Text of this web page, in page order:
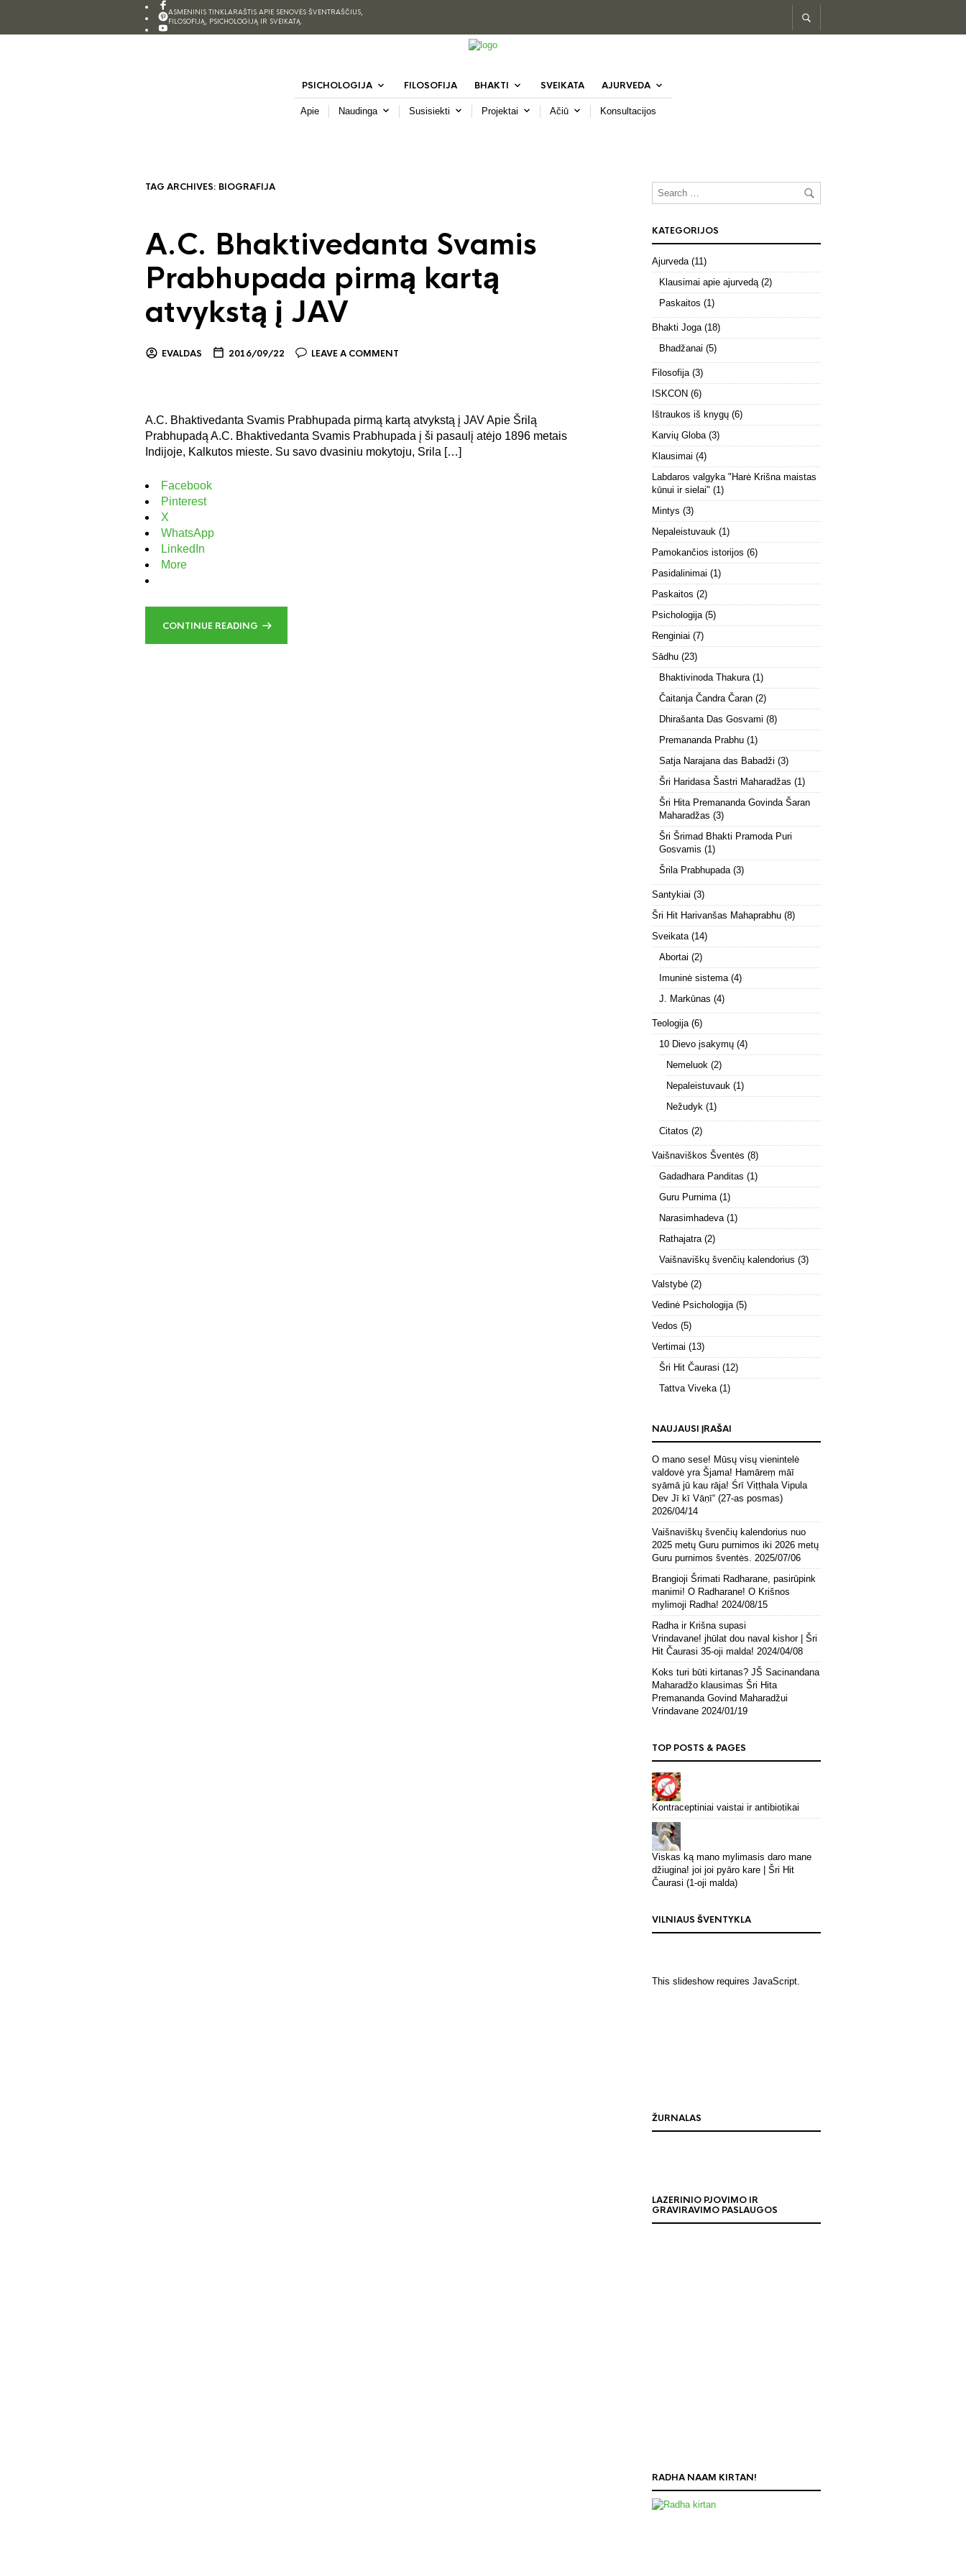
ASMENINIS TINKLARAŠTIS APIE SENOVĖS ŠVENTRAŠČIUS,
FILOSOFIJĄ, PSICHOLOGIJĄ IR SVEIKATĄ.
PSICHOLOGIJA FILOSOFIJA BHAKTI SVEIKATA AJURVEDA
Apie Naudinga Susisiekti Projektai Ačiū Konsultacijos
TAG ARCHIVES: BIOGRAFIJA
A.C. Bhaktivedanta Svamis
Prabhupada pirmą kartą
atvykstą į JAV
EVALDAS 2016/09/22 LEAVE A COMMENT
A.C. Bhaktivedanta Svamis Prabhupada pirmą kartą atvykstą į JAV Apie Šrilą
Prabhupadą A.C. Bhaktivedanta Svamis Prabhupada į ši pasaulį atėjo 1896 metais
Indijoje, Kalkutos mieste. Su savo dvasiniu mokytoju, Srila […]
Facebook
Pinterest
X
WhatsApp
LinkedIn
More
CONTINUE READING
KATEGORIJOS
Ajurveda (11)
Klausimai apie ajurvedą (2)
Paskaitos (1)
Bhakti Joga (18)
Bhadžanai (5)
Filosofija (3)
ISKCON (6)
Ištraukos iš knygų (6)
Karvių Globa (3)
Klausimai (4)
Labdaros valgyka "Harė Krišna maistas
kūnui ir sielai" (1)
Mintys (3)
Nepaleistuvauk (1)
Pamokančios istorijos (6)
Pasidalinimai (1)
Paskaitos (2)
Psichologija (5)
Renginiai (7)
Sādhu (23)
Bhaktivinoda Thakura (1)
Čaitanja Čandra Čaran (2)
Dhirašanta Das Gosvami (8)
Premananda Prabhu (1)
Satja Narajana das Babadži (3)
Šri Haridasa Šastri Maharadžas (1)
Šri Hita Premananda Govinda Šaran
Maharadžas (3)
Šri Šrimad Bhakti Pramoda Puri
Gosvamis (1)
Šrila Prabhupada (3)
Santykiai (3)
Šri Hit Harivanšas Mahaprabhu (8)
Sveikata (14)
Abortai (2)
Imuninė sistema (4)
J. Markūnas (4)
Teologija (6)
10 Dievo įsakymų (4)
Nemeluok (2)
Nepaleistuvauk (1)
Nežudyk (1)
Citatos (2)
Vaišnaviškos Šventės (8)
Gadadhara Panditas (1)
Guru Purnima (1)
Narasimhadeva (1)
Rathajatra (2)
Vaišnaviškų švenčių kalendorius (3)
Valstybė (2)
Vedinė Psichologija (5)
Vedos (5)
Vertimai (13)
Šri Hit Čaurasi (12)
Tattva Viveka (1)
NAUJAUSI ĮRAŠAI
O mano sese! Mūsų visų vienintelė
valdovė yra Šjama! Hamāreṃ māī
syāmā jū kau rāja! Śrī Viṭṭhala Vipula
Dev Jī kī Vāṇī“ (27-as posmas)
2026/04/14
Vaišnaviškų švenčių kalendorius nuo
2025 metų Guru purnimos iki 2026 metų
Guru purnimos šventės.
2025/07/06
Brangioji Šrimati Radharane, pasirūpink
manimi! O Radharane! O Krišnos
mylimoji Radha! 2024/08/15
Radha ir Krišna supasi
Vrindavane! jhūlat dou naval kishor | Šri
Hit Čaurasi 35-oji malda! 2024/04/08
Koks turi būti kirtanas? JŠ Sacinandana
Maharadžo klausimas Šri Hita
Premananda Govind Maharadžui
Vrindavane 2024/01/19
TOP POSTS & PAGES
Kontraceptiniai vaistai ir antibiotikai
Viskas ką mano mylimasis daro mane
džiugina! joi joi pyāro kare | Šri Hit
Čaurasi (1-oji malda)
VILNIAUS ŠVENTYKLA
This slideshow requires JavaScript.
ŽURNALAS
LAZERINIO PJOVIMO IR
GRAVIRAVIMO PASLAUGOS
RADHA NAAM KIRTAN!